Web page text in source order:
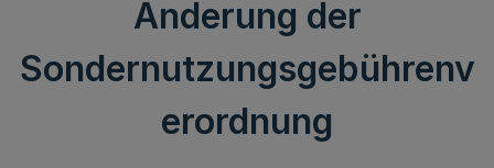
Änderung der
Sondernutzungsgebührenv
erordnung